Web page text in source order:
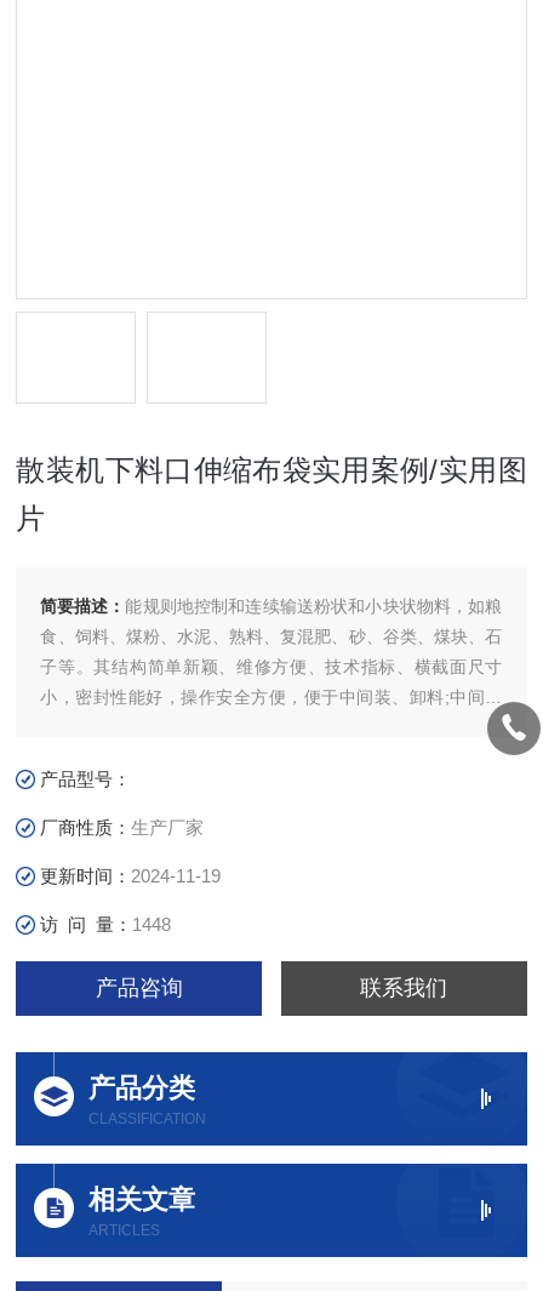
散装机下料口伸缩布袋实用案例/实用图
片
简要描述：能规则地控制和连续输送粉状和小块状物料，如粮
食、饲料、煤粉、水泥、熟料、复混肥、砂、谷类、煤块、石
子等。其结构简单新颖、维修方便、技术指标、横截面尺寸
小，密封性能好，操作安全方便，便于中间装、卸料;中间吊
轴承采用滚动式或滑动式两种结构，均设防尘、密封装置，操
产品型号：
厂商性质：生产厂家
更新时间： 2024-11-19
访 问 量： 1448
产品咨询 联系我们
产品分类
CLASSIFICATION
相关文章
ARTICLES